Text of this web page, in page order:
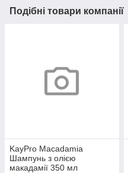
Подібні товари компанії
KayPro Macadamia
Шампунь з олією
макадамії 350 мл